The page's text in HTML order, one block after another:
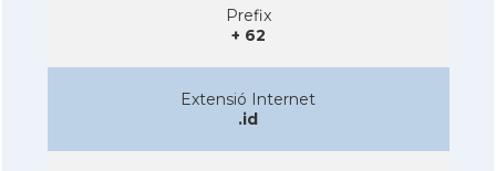
Prefix
+ 62
Extensió Internet
.id